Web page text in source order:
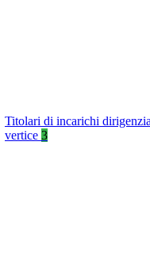
Titolari di incarichi
vertice 3